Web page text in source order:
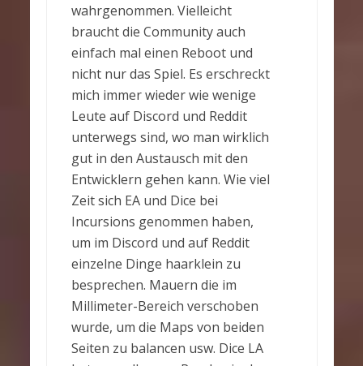
wahrgenommen. Vielleicht
braucht die Community auch
einfach mal einen Reboot und
nicht nur das Spiel. Es erschreckt
mich immer wieder wie wenige
Leute auf Discord und Reddit
unterwegs sind, wo man wirklich
gut in den Austausch mit den
Entwicklern gehen kann. Wie viel
Zeit sich EA und Dice bei
Incursions genommen haben,
um im Discord und auf Reddit
einzelne Dinge haarklein zu
besprechen. Mauern die im
Millimeter-Bereich verschoben
wurde, um die Maps von beiden
Seiten zu balancen usw. Dice LA